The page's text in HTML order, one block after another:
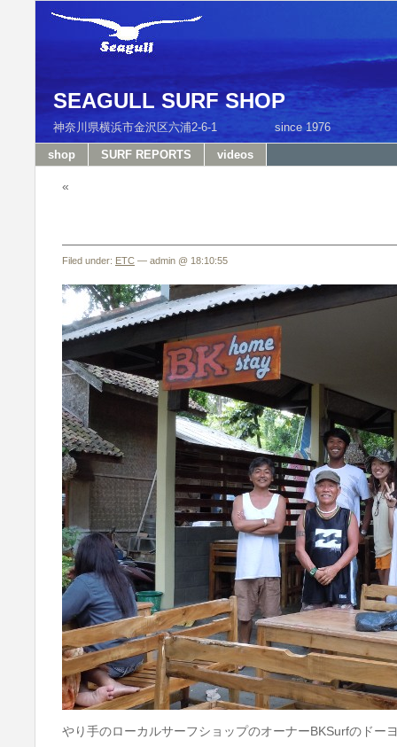
SEAGULL SURF SHOP
神奈川県横浜市金沢区六浦2-6-1 since
shop SURF REPORTS videos
«
Filed under: ETC — admin @ 18:10:55
やり手のローカルサーフショップのオーナーBKSurfのドー